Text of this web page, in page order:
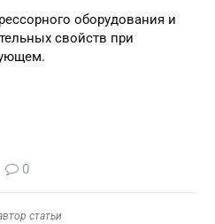
оборудования и
свойств при
0
статьи